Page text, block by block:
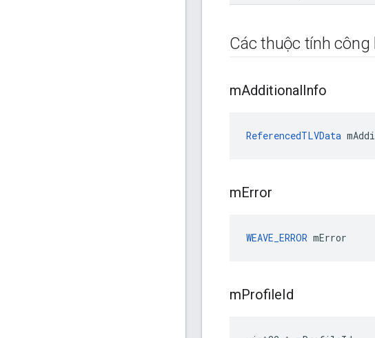
Các thuộc tính công
mAdditionalInfo
ReferencedTLVData
mError
WEAVE_ERROR mError
mProfileId